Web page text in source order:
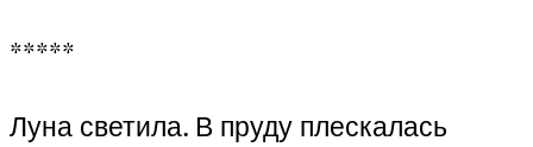
*****
Луна светила. В пруду плескалась